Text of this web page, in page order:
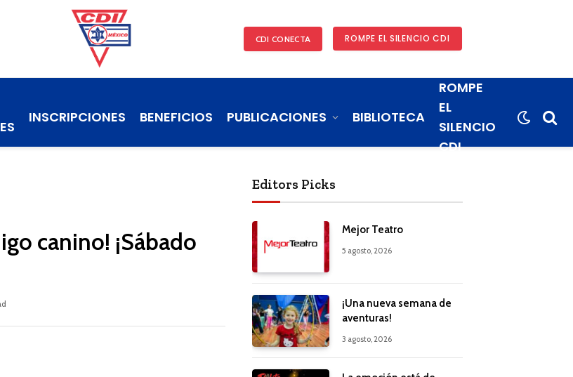
CDI CONECTA ROMPE EL SILENCIO CDI
INSCRIPCIONES BENEFICIOS PUBLICACIONES BIBLIOTECA
ROMPE
EL
SILENCIO
CDI
canino! ¡Sábado
Editors Picks
Mejor Teatro
5 agosto, 2026
¡Una nueva semana de
aventuras!
3 agosto, 2026